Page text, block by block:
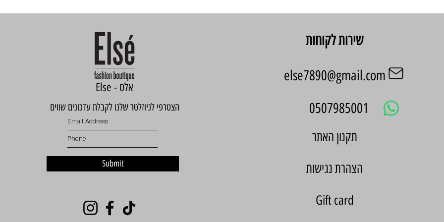
Else - אלס
הצטרפי לניוזלטר שלנו לקבלת עדכונים שווים
Submit
שירות לקוחות
else7890@gmail.com
0507985001
הצהרת נגישות
Gift card